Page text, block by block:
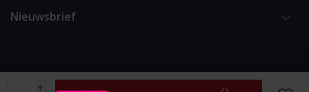
+
Nieuwsbrief